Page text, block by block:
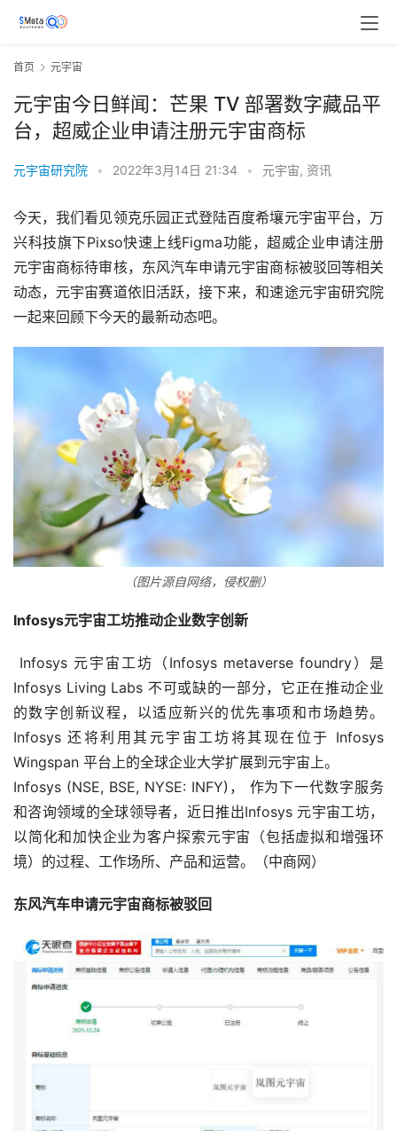
首页 元宇宙
元宇宙今日鲜闻：芒果 TV 部署数字藏品平
台，超威企业申请注册元宇宙商标
元宇宙研究院 • 2022年3月14日 21:34 • 元宇宙, 资讯
今天，我们看见领克乐园正式登陆百度希壤元宇宙平台，万
兴科技旗下Pixso快速上线Figma功能，超威企业申请注册
元宇宙商标待审核，东风汽车申请元宇宙商标被驳回等相关
动态，元宇宙赛道依旧活跃，接下来，和速途元宇宙研究院
一起来回顾下今天的最新动态吧。
（图片源自网络，侵权删）
Infosys元宇宙工坊推动企业数字创新
Infosys 元宇宙工坊（Infosys metaverse foundry）是
Infosys Living Labs 不可或缺的一部分，它正在推动企业
的数字创新议程，以适应新兴的优先事项和市场趋势。
Infosys 还将利用其元宇宙工坊将其现在位于 Infosys
Wingspan 平台上的全球企业大学扩展到元宇宙上。
Infosys (NSE, BSE, NYSE: INFY)， 作为下一代数字服务
和咨询领域的全球领导者，近日推出Infosys 元宇宙工坊，
以简化和加快企业为客户探索元宇宙（包括虚拟和增强环
境）的过程、工作场所、产品和运营。（中商网）
东风汽车申请元宇宙商标被驳回